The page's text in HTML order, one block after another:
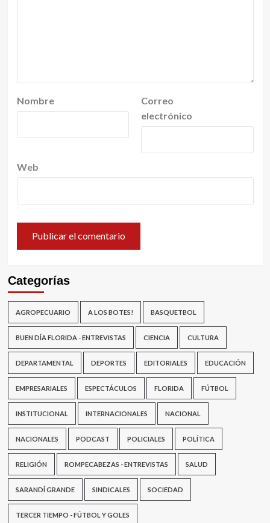
Nombre
Correo
electrónico
Web
Categorías
AGROPECUARIO A LOS BOTES! BASQUETBOL
BUEN DÍA FLORIDA - ENTREVISTAS CIENCIA CULTURA
DEPARTAMENTAL DEPORTES EDITORIALES EDUCACIÓN
EMPRESARIALES ESPECTÁCULOS FLORIDA FÚTBOL
INSTITUCIONAL INTERNACIONALES NACIONAL
NACIONALES PODCAST POLICIALES POLÍTICA
RELIGIÓN ROMPECABEZAS - ENTREVISTAS SALUD
SARANDÍ GRANDE SINDICALES SOCIEDAD
TERCER TIEMPO - FÚTBOL Y GOLES